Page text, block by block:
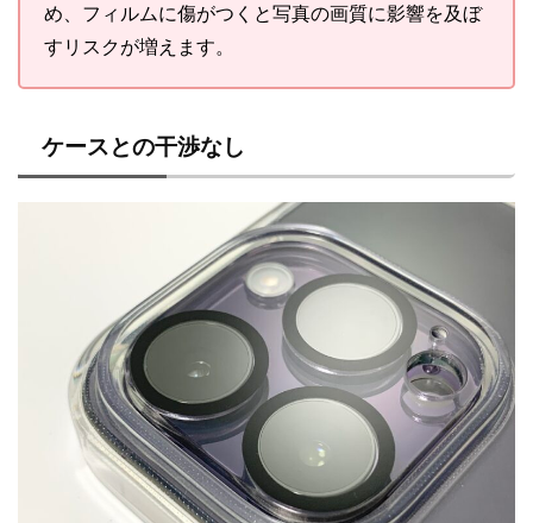
め、フィルムに傷がつくと写真の画質に影響を及ぼ
すリスクが増えます。
ケースとの干渉なし